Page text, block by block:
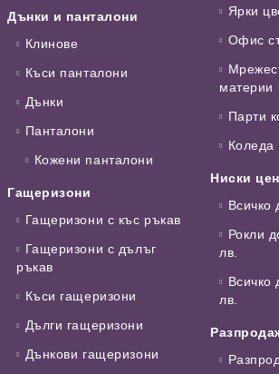
Дънки и панталони
Клинове
Къси панталони
Дънки
Панталони
Кожени панталони
Гащеризони
Гащеризони с къс ръкав
Гащеризони с дълъг
ръкав
Къси гащеризони
Дълги гащеризони
Дънкови гащеризони
Ярки
Офис
материи
Парти
Коледа
Ниски
Всичко
Рокли
лв.
Всичко
лв.